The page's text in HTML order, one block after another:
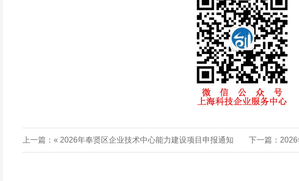
上一篇：« 2026年奉贤区企业技术中心能力建设项目申报通知 下一篇：